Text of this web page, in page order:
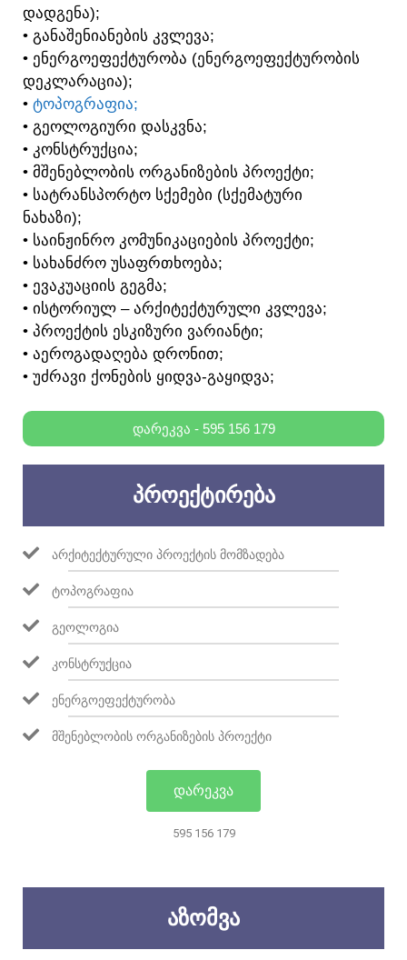
ᲓᲐᲓᲒᲔᲜᲐ);
• ᲒᲐᲜᲐᲨᲔᲜᲘᲐᲜᲔᲑᲘᲡ ᲙᲕᲚᲔᲕᲐ;
• ᲔᲜᲔᲠᲒᲝᲔᲤᲔᲥᲢᲣᲠᲝᲑᲐ (ᲔᲜᲔᲠᲒᲝᲔᲤᲔᲥᲢᲣᲠᲝᲑᲘᲡ
ᲓᲔᲙᲚᲐᲠᲐᲪᲘᲐ);
• ᲢᲝᲞᲝᲒᲠᲐᲤᲘᲐ;
• ᲒᲔᲝᲚᲝᲒᲘᲣᲠᲘ ᲓᲐᲡᲙᲕᲜᲐ;
• ᲙᲝᲜᲡᲢᲠᲣᲥᲪᲘᲐ;
• ᲛᲨᲔᲜᲔᲑᲚᲝᲑᲘᲡ ᲝᲠᲒᲐᲜᲘᲖᲔᲑᲘᲡ ᲞᲠᲝᲔᲥᲢᲘ;
• ᲡᲐᲢᲠᲐᲜᲡᲞᲝᲠᲢᲝ ᲡᲥᲔᲛᲔᲑᲘ (ᲡᲥᲔᲛᲐᲢᲣᲠᲘ
ᲜᲐᲮᲐᲖᲘ);
• ᲡᲐᲘᲜᲟᲘᲜᲠᲝ ᲙᲝᲛᲣᲜᲘᲙᲐᲪᲘᲔᲑᲘᲡ ᲞᲠᲝᲔᲥᲢᲘ;
• ᲡᲐᲮᲐᲜᲫᲠᲝ ᲣᲡᲐᲤᲠᲗᲮᲝᲔᲑᲐ;
• ᲔᲕᲐᲙᲣᲐᲪᲘᲘᲡ ᲒᲔᲒᲛᲐ;
• ᲘᲡᲢᲝᲠᲘᲣᲚ – ᲐᲠᲥᲘᲢᲔᲥᲢᲣᲠᲣᲚᲘ ᲙᲕᲚᲔᲕᲐ;
• ᲞᲠᲝᲔᲥᲢᲘᲡ ᲔᲡᲙᲘᲖᲣᲠᲘ ᲕᲐᲠᲘᲐᲜᲢᲘ;
• ᲐᲔᲠᲝᲒᲐᲓᲐᲦᲔᲑᲐ ᲓᲠᲝᲜᲘᲗ;
• ᲣᲫᲠᲐᲕᲘ ᲥᲝᲜᲔᲑᲘᲡ ᲧᲘᲓᲕᲐ-ᲒᲐᲧᲘᲓᲕᲐ;
ᲓᲐᲠᲔᲙᲕᲐ - 595 156 179
ᲞᲠᲝᲔᲥᲢᲘᲠᲔᲑᲐ
ᲐᲠᲥᲘᲢᲔᲥᲢᲣᲠᲣᲚᲘ ᲞᲠᲝᲔᲥᲢᲘᲡ ᲛᲝᲛᲖᲐᲓᲔᲑᲐ
ᲢᲝᲞᲝᲒᲠᲐᲤᲘᲐ
ᲒᲔᲝᲚᲝᲒᲘᲐ
ᲙᲝᲜᲡᲢᲠᲣᲥᲪᲘᲐ
ᲔᲜᲔᲠᲒᲝᲔᲤᲔᲥᲢᲣᲠᲝᲑᲐ
ᲛᲨᲔᲜᲔᲑᲚᲝᲑᲘᲡ ᲝᲠᲒᲐᲜᲘᲖᲔᲑᲘᲡ ᲞᲠᲝᲔᲥᲢᲘ
ᲓᲐᲠᲔᲙᲕᲐ
595 156 179
ᲐᲖᲝᲛᲕᲐ